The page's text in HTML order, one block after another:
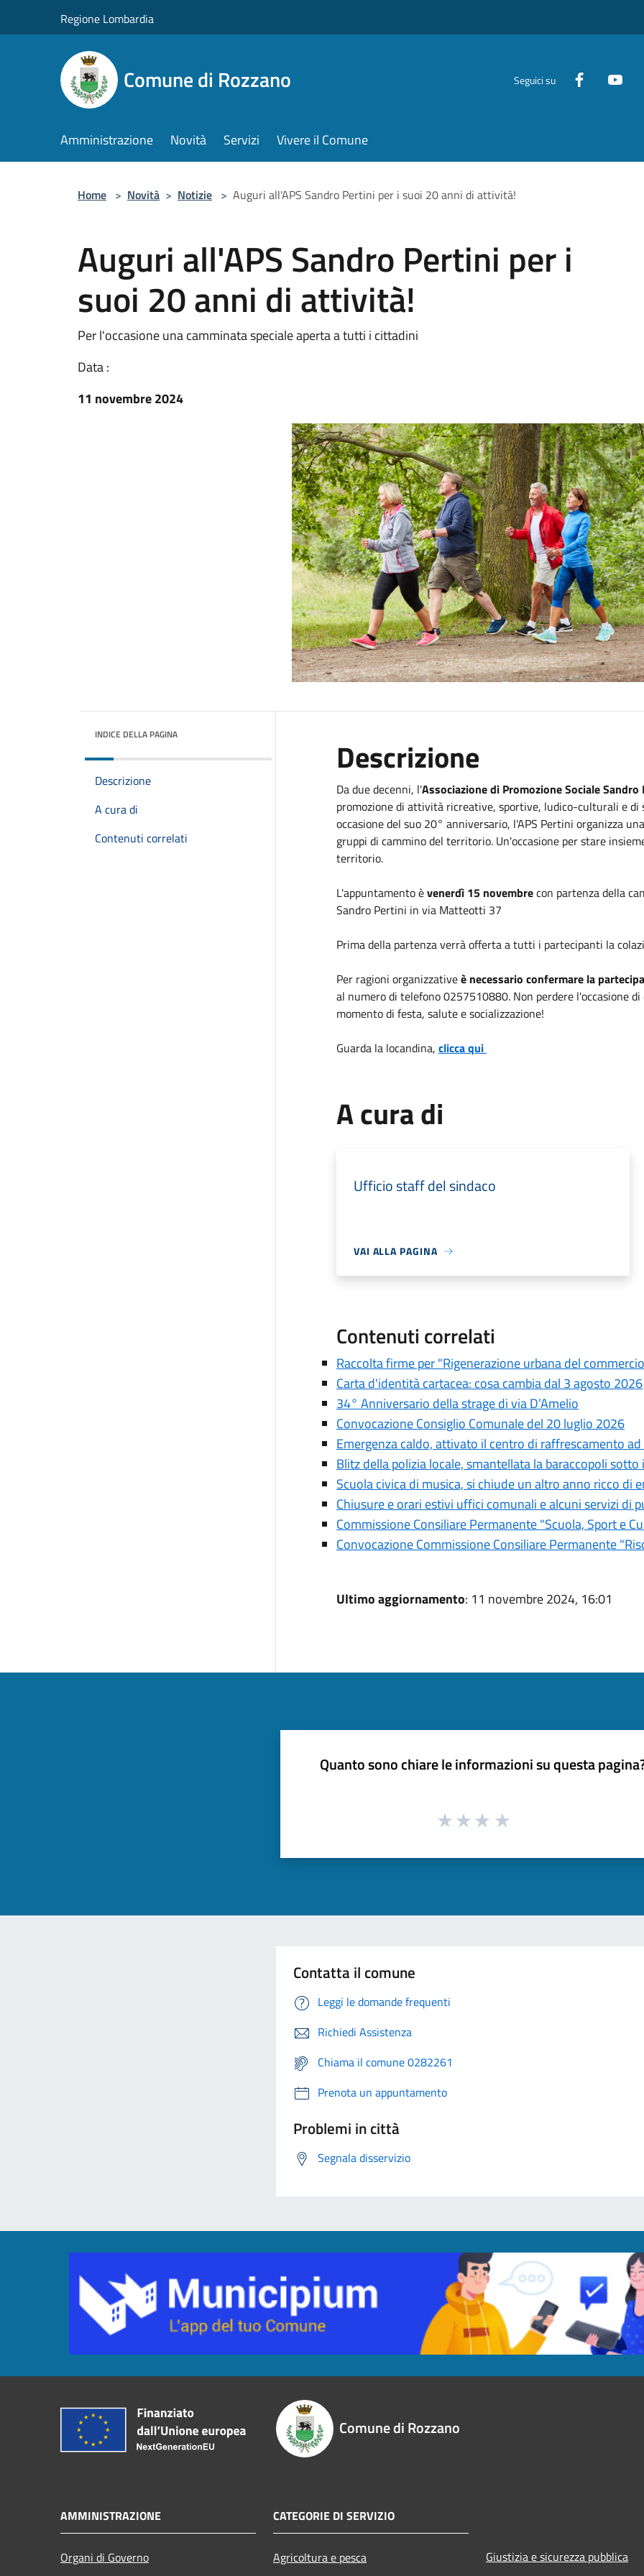
Regione Lombardia
Comune di Rozzano Seguici su
Amministrazione Novità Servizi Vivere il Comune
Home > Novità > Notizie > Auguri all'APS Sandro Pertini per i suoi 20 anni di attività!
Auguri all'APS Sandro Pertini per i
suoi 20 anni di attività!
Per l'occasione una camminata speciale aperta a tutti i cittadini
Data :
11 novembre 2024
INDICE DELLA PAGINA
Descrizione
A cura di
Contenuti correlati
Descrizione
Da due decenni, l'Associazione di Promozione Sociale
promozione di attività ricreative, sportive, ludico-culturali e di
occasione del suo 20° anniversario, l'APS Pertini organizza
gruppi di cammino del territorio. Un'occasione per stare
territorio.
L'appuntamento èvenerdì 15 novembrecon partenza della
Sandro Pertini in via Matteotti 37
Prima della partenza verrà offerta a tutti i partecipanti la
Per ragioni organizzativeè necessario confermare la
al numero di telefono 0257510880. Non perdere l'occasione
momento di festa, salute e socializzazione!
Guarda la locandina, clicca qui
A cura di
Ufficio staff del sindaco
VAI ALLA PAGINA
Contenuti correlati
Raccolta firme per "Rigenerazione urbana del
Carta d'identità cartacea: cosa cambia dal 3 agosto 2026
34° Anniversario della strage di via D’Amelio
Convocazione Consiglio Comunale del 20 luglio 2026
Emergenza caldo, attivato il centro di raffrescamento ad
Blitz della polizia locale, smantellata la baraccopoli
Scuola civica di musica, si chiude un altro anno ricco di
Chiusure e orari estivi uffici comunali e alcuni servizi di
Commissione Consiliare Permanente "Scuola, Sport e
Convocazione Commissione Consiliare Permanente
Ultimo aggiornamento: 11 novembre 2024, 16:01
Quanto sono chiare le informazioni su questa
Contatta il comune
Leggi le domande frequenti
Richiedi Assistenza
Chiama il comune 0282261
Prenota un appuntamento
Problemi in città
Segnala disservizio
Comune di Rozzano
AMMINISTRAZIONE
Organi di Governo
CATEGORIE DI SERVIZIO
Agricoltura e pesca
Giustizia e sicurezza pubblica